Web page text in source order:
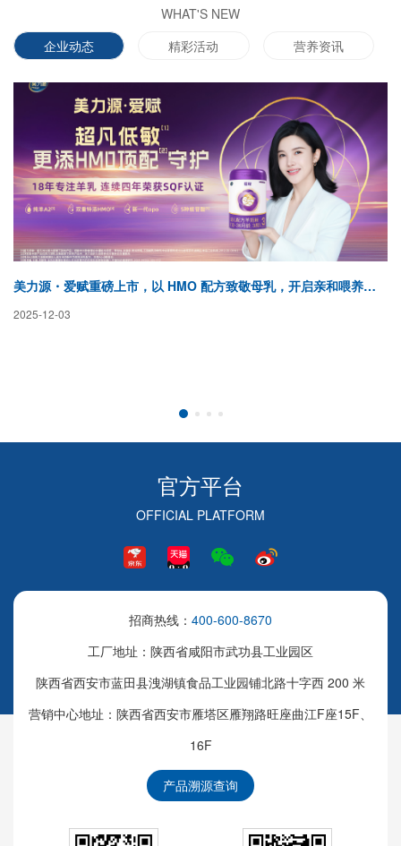
WHAT'S NEW
企业动态
精彩活动 营养资讯
美力源・爱赋重磅上市，以 HMO 配方致敬母乳，开启亲和喂养新纪元
2025-12-03
官方平台
OFFICIAL PLATFORM
招商热线： 400-600-8670
工厂地址：陕西省咸阳市武功县工业园区
陕西省西安市蓝田县洩湖镇食品工业园铺北路十字西 200 米
营销中心地址：陕西省西安市雁塔区雁翔路旺座曲江F座15F、
16F
产品溯源查询